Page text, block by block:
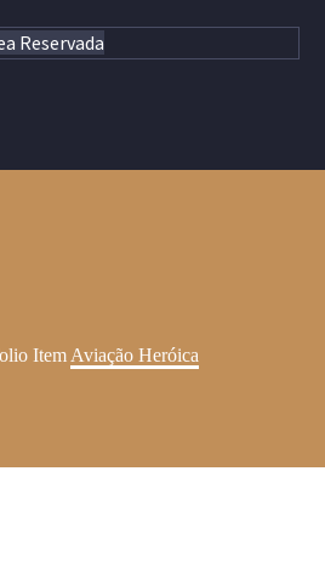
Reservada
Item Aviação Heróica